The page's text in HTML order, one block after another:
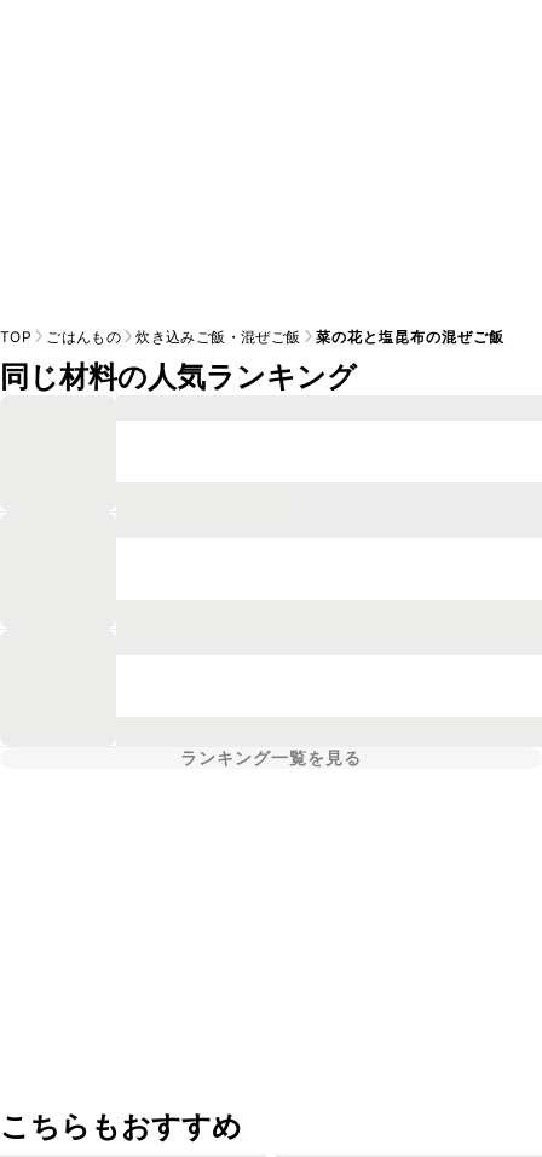
TOP ごはんもの 炊き込みご飯・混ぜご飯 菜の花と塩昆布の混ぜご飯
同じ材料の人気ランキング
ランキング一覧を見る
こちらもおすすめ